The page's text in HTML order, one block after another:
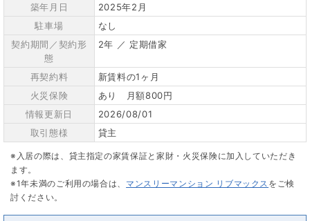
築年月日
2025年2月
駐車場
なし
契約期間／契約形
態
2年 ／ 定期借家
再契約料
新賃料の1ヶ月
火災保険
あり 月額800円
情報更新日
2026/08/01
取引態様
貸主
※入居の際は、貸主指定の家賃保証と家財・火災保険に加入していただき
ます。
※1年未満のご利用の場合は、 マンスリーマンション リブマックス をご検
討ください。